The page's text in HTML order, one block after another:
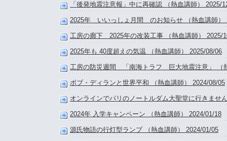
「後発地震注意報」中に再確認 （熱血講師） 2025/
2025年 いいっしょ月間 のお知らせ （熱血講師）
工房の廊下 2025年の改装工事 （熱血講師） 2025/
2025年も 40度超えの気温 （熱血講師） 2025/08/06
工房の防災週間 「南海トラフ 巨大地震注意」 （
ボブ・ディランと世界平和 （熱血講師） 2024/08/05
オンラインでパリのノートルダム大聖堂に行きませ
2024年 入学キャンペーン （熱血講師） 2024/01/18
源氏物語の行灯型ランプ （熱血講師） 2024/01/05